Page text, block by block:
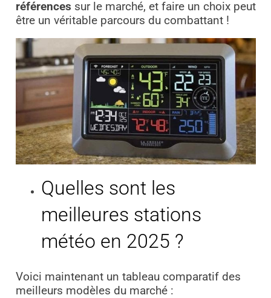
références sur le marché, et faire un choix peut
être un véritable parcours du combattant !
Quelles sont les
meilleures stations
météo en 2025 ?
Voici maintenant un tableau comparatif des
meilleurs modèles du marché :